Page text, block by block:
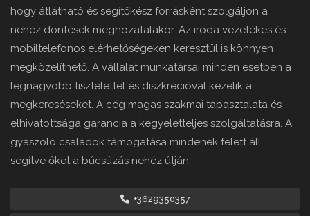
hogy átlátható és segítőkész forrásként szolgáljon a
nehéz döntések meghozatalakor. Az iroda vezetékes és
mobiltelefonos elérhetőségeken keresztül is könnyen
megközelíthető. A vállalat munkatársai minden esetben a
legnagyobb tisztelettel és diszkrécióval kezelik a
megkereséseket. A cég magas szakmai tapasztalata és
elhivatottsága garancia a kegyeletteljes szolgáltatásra. A
gyászoló családok támogatása mindenek felett áll,
segítve őket a búcsúzás nehéz útján.
+3629350357